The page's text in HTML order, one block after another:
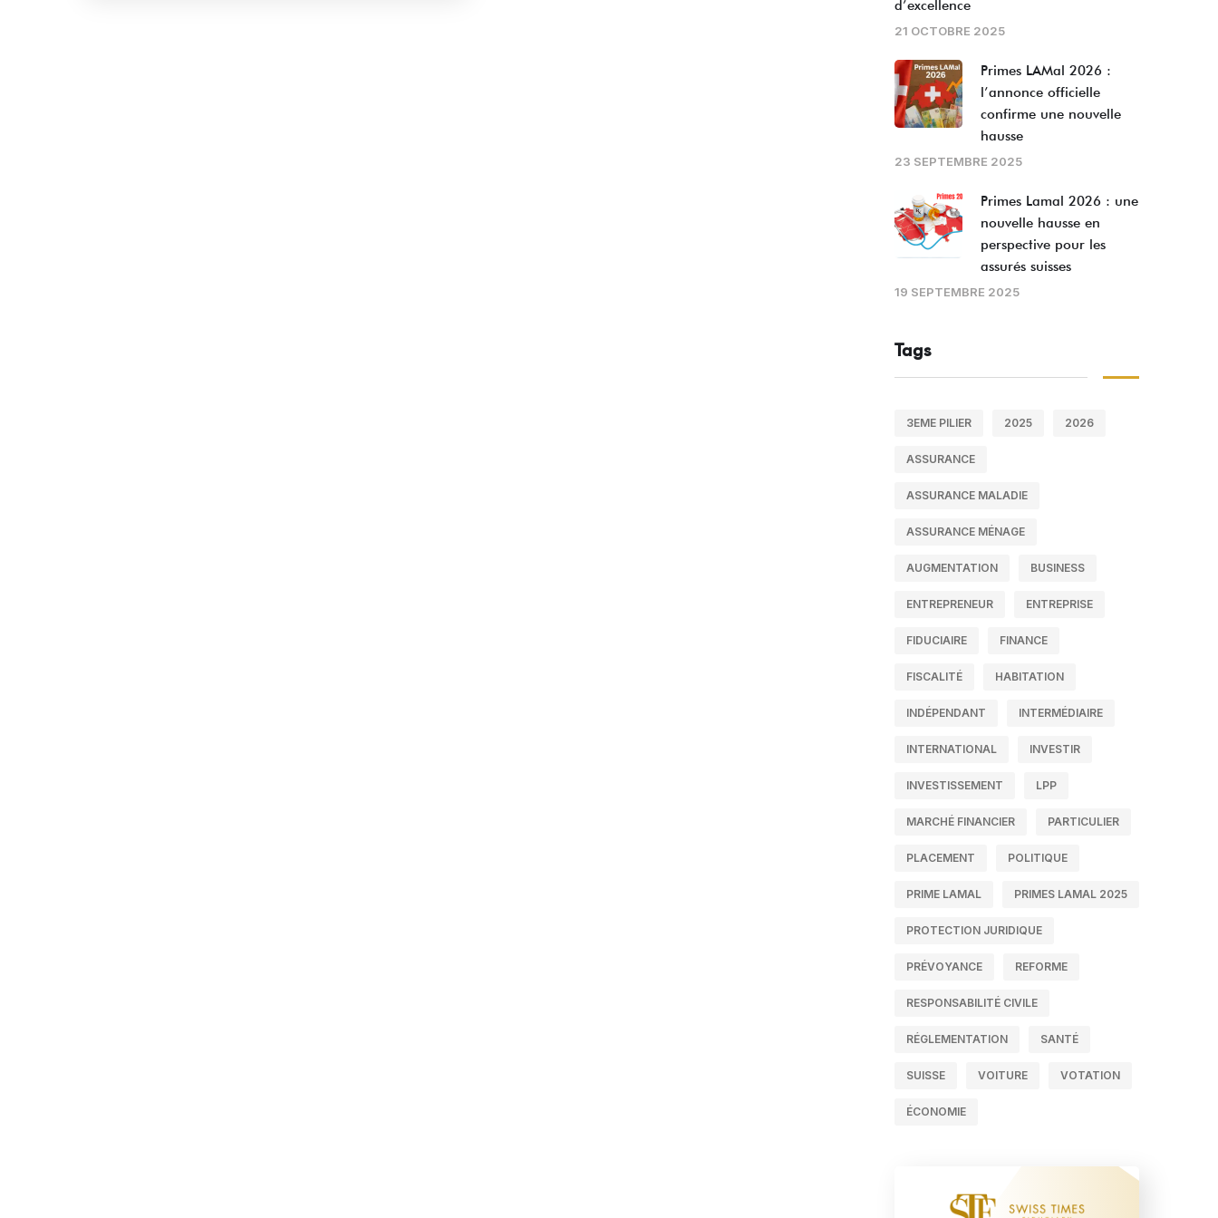
d’excellence
21 OCTOBRE 2025
Primes LAMal 2026 :
l’annonce officielle
confirme une nouvelle
hausse
23 SEPTEMBRE 2025
Primes Lamal 2026 : une
nouvelle hausse en
perspective pour les
assurés suisses
19 SEPTEMBRE 2025
Tags
3EME PILIER 2025 2026
ASSURANCE
ASSURANCE MALADIE
ASSURANCE MÉNAGE
AUGMENTATION BUSINESS
ENTREPRENEUR ENTREPRISE
FIDUCIAIRE FINANCE
FISCALITÉ HABITATION
INDÉPENDANT INTERMÉDIAIRE
INTERNATIONAL INVESTIR
INVESTISSEMENT LPP
MARCHÉ FINANCIER PARTICULIER
PLACEMENT POLITIQUE
PRIME LAMAL PRIMES LAMAL 2025
PROTECTION JURIDIQUE
PRÉVOYANCE REFORME
RESPONSABILITÉ CIVILE
RÉGLEMENTATION SANTÉ
SUISSE VOITURE VOTATION
ÉCONOMIE